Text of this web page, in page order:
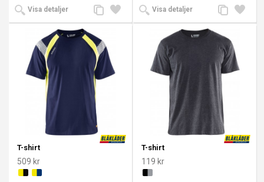
Visa detaljer
Lägg
till i
Lägg
till
Visa detaljer
Lägg
till i
Lägg
till
T-shirt
509 kr
T-shirt
119 kr